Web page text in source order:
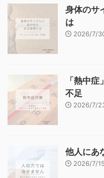
身体のサ
は
2026/7/
「熱中
不足
2026/7/
他人にあ
2026/7/15